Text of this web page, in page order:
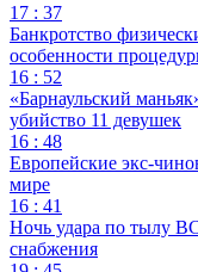
17 : 37
Банкротство
особенности
16 : 52
«Барнаульский
убийство 11 девушек
16 : 48
Европейские экс-
мире
16 : 41
Ночь удара по тылу
снабжения